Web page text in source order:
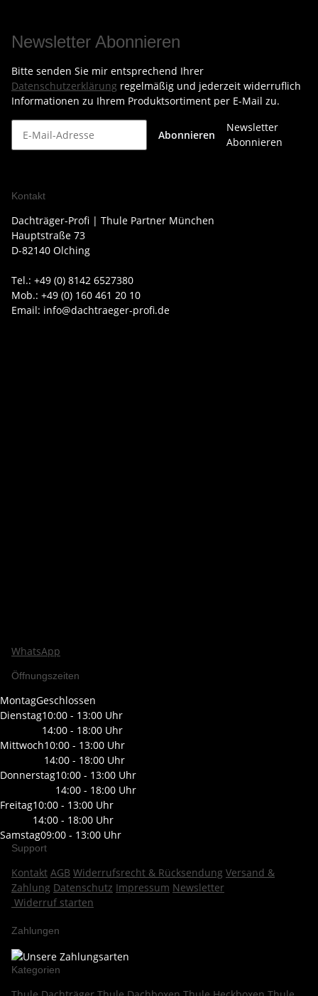
Newsletter Abonnieren
Bitte senden Sie mir entsprechend Ihrer
Datenschutzerklärung regelmäßig und jederzeit widerruflich
Informationen zu Ihrem Produktsortiment per E-Mail zu.
Abonnieren
Newsletter
Abonnieren
Kontakt
Dachträger-Profi | Thule Partner München
Hauptstraße 73
D-82140 Olching
Tel.: +49 (0) 8142 6527380
Mob.: +49 (0) 160 461 20 10
Email: info@dachtraeger-profi.de
WhatsApp
Öffnungszeiten
MontagGeschlossen
Dienstag10:00 - 13:00 Uhr
14:00 - 18:00 Uhr
Mittwoch10:00 - 13:00 Uhr
14:00 - 18:00 Uhr
Donnerstag10:00 - 13:00 Uhr
14:00 - 18:00 Uhr
Freitag10:00 - 13:00 Uhr
14:00 - 18:00 Uhr
Samstag09:00 - 13:00 Uhr
Support
Kontakt AGB Widerrufsrecht & Rücksendung Versand &
Zahlung Datenschutz Impressum Newsletter
Widerruf starten
Zahlungen
Kategorien